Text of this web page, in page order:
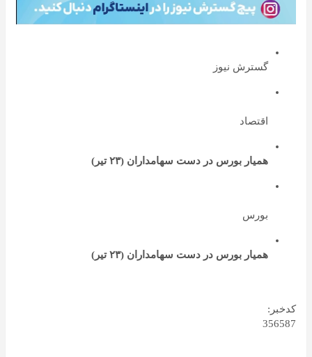
گسترش نیوز
اقتصاد
همیار بورس در دست سهامداران (۲۳ تیر)
بورس
همیار بورس در دست سهامداران (۲۳ تیر)
کدخبر:
356587